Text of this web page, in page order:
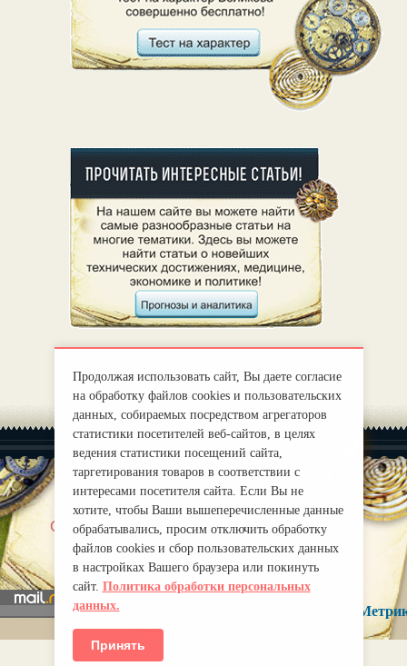
О нас
Правила
mirprognoz@mail.ru
Продолжая использовать сайт, Вы даете согласие
на обработку файлов cookies и пользовательских
данных, собираемых посредством агрегаторов
статистики посетителей веб-сайтов, в целях
ведения статистики посещений сайта,
таргетирования товаров в соответствии с
интересами посетителя сайта. Если Вы не
хотите, чтобы Ваши вышеперечисленные данные
обрабатывались, просим отключить обработку
файлов cookies и сбор пользовательских данных
в настройках Вашего браузера или покинуть
сайт. Политика обработки персональных
данных.
Принять